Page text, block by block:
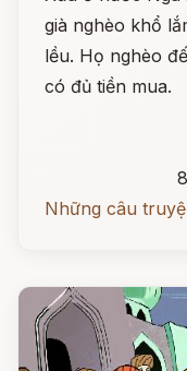
già nghèo khổ
lều. Họ nghèo
có đủ tiền mua.
Những câu